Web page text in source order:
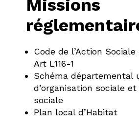
Missions
Code de l’Action
Art L116-1
Schéma départemental
d’organisation sociale
sociale
Plan local d’Habitat